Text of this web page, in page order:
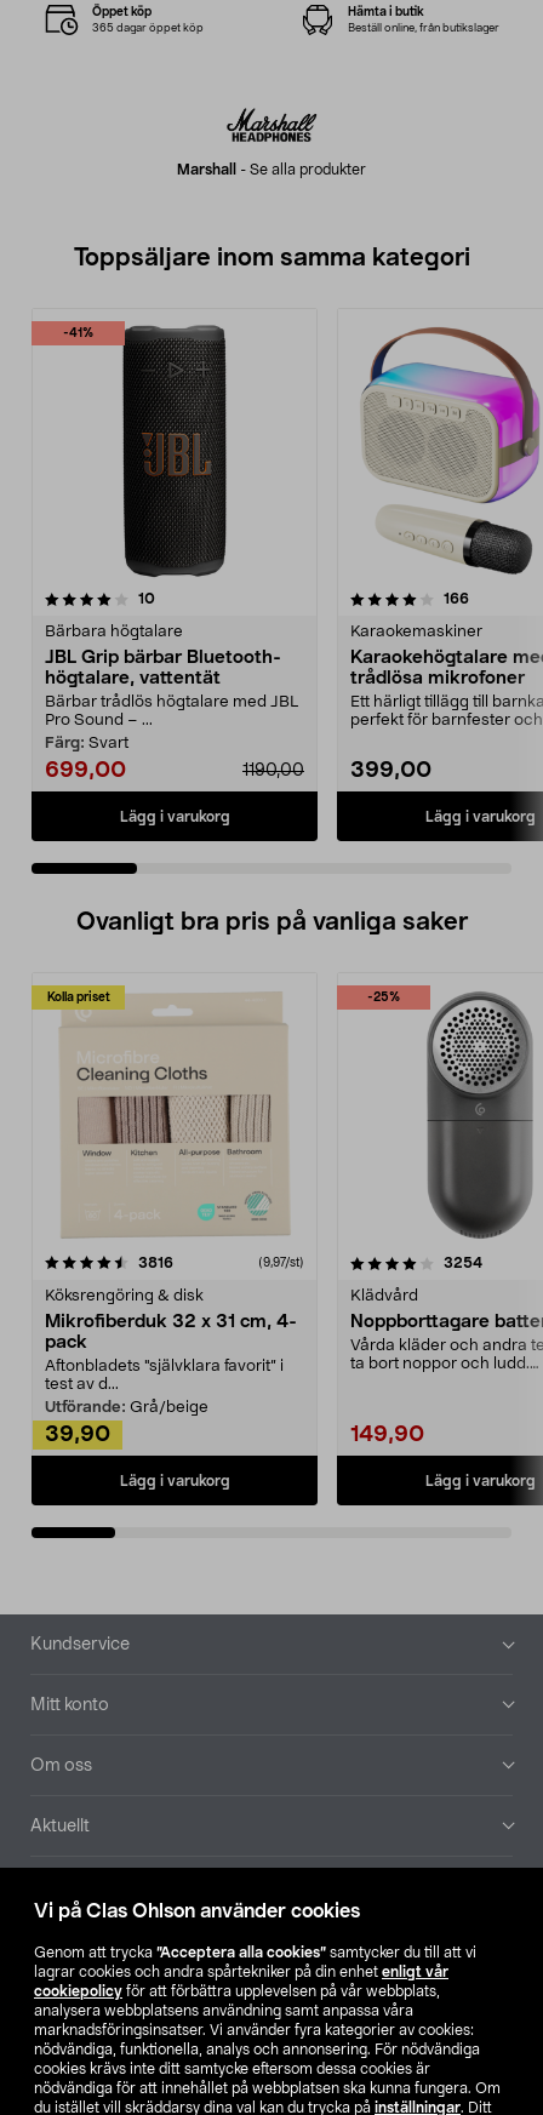
Vi på Clas Ohlson använder cookies
Genom att trycka ”Acceptera alla cookies” samtycker du till att vi
lagrar cookies och andra spårtekniker på din enhet enligt vår
cookiepolicy för att förbättra upplevelsen på vår webbplats,
analysera webbplatsens användning samt anpassa våra
marknadsföringsinsatser. Vi använder fyra kategorier av cookies:
nödvändiga, funktionella, analys och annonsering. För nödvändiga
cookies krävs inte ditt samtycke eftersom dessa cookies är
nödvändiga för att innehållet på webbplatsen ska kunna fungera. Om
du istället vill skräddarsy dina val kan du trycka på inställningar. Ditt
Marshall - Se alla produkter
Öppet köp
365 dagar öppet köp
Hämta i butik
Beställ online, från butikslager
Toppsäljare inom samma kategori
-41%
10recensioner
Bärbara högtalare
JBL Grip bärbar Bluetooth-
högtalare, vattentät
Bärbar trådlös högtalare med JBL
Pro Sound – ...
Färg: Svart
699,00 1190,00
Lägg i varukorg
4.0 av 5 stjärnor 166
Karaokemaskiner
Karaokehögtalare
trådlösa mikrofoner
Ett härligt tillägg till
perfekt för barnfester och
399,00
Lägg i varukorg
4.0 av 5 stjärnor
Ovanligt bra pris på vanliga saker
Kolla priset
3816recensioner (9,97/st)
Köksrengöring & disk
Mikrofiberduk 32 x 31 cm, 4-
pack
Aftonbladets "självklara favorit” i
test av d...
Utförande: Grå/beige
39,90
Lägg i varukorg
-25%
4.0av 5 stjärnor 3254
Klädvård
Noppborttagare
Vårda kläder och andra
ta bort noppor och ludd.
149,90
Lägg i varukorg
4.5av 5 stjärnor
Sidfot
Kundservice
Mitt konto
Om oss
Aktuellt
Hitta butik
SE NO FI